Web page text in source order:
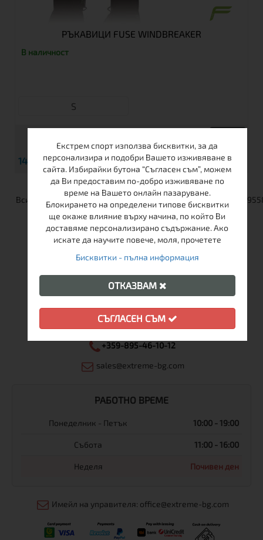
РЪКАВИЦИ FUSE WINDBREAKER
В наличност
S
14.32 € 28.01 лв. Виж
Свържете се с нас
Магазин Extreme Sport
+359-2-986-68-41
+359-895-46-10-12
sales@extreme-bg.com
РАБОТНО ВРЕМЕ
Понеделник - Петък 10:00 - 19:00
Събота 11:00 - 16:00
Неделя Почивен ден
Имейл на управителя: office@extreme-bg.com
Екстрем спорт използва бисквитки, за да
персонализира и подобри Вашето изживяване в
сайта. Избирайки бутона “Съгласен съм”, можем
да Ви предоставим по-добро изживяване по
време на Вашето онлайн пазаруване.
Блокирането на определени типове бисквитки
ще окаже влияние върху начина, по който Ви
доставяме персонализирано съдържание. Ако
искате да научите повече, моля, прочетете
Бисквитки - пълна информация
ОТКАЗВАМ
СЪГЛАСЕН СЪМ